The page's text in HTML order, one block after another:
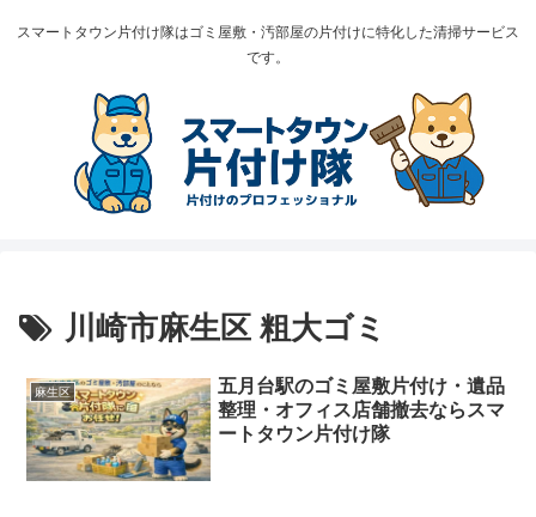
スマートタウン片付け隊はゴミ屋敷・汚部屋の片付けに特化した清掃サービス
です。
川崎市麻生区 粗大ゴミ
麻生区
五月台駅のゴミ屋敷片付け・遺品
整理・オフィス店舗撤去ならスマ
ートタウン片付け隊